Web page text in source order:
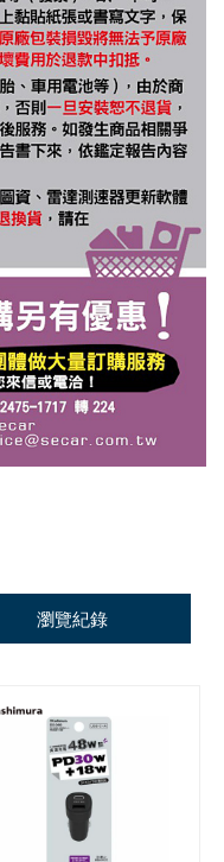
瀏覽紀錄